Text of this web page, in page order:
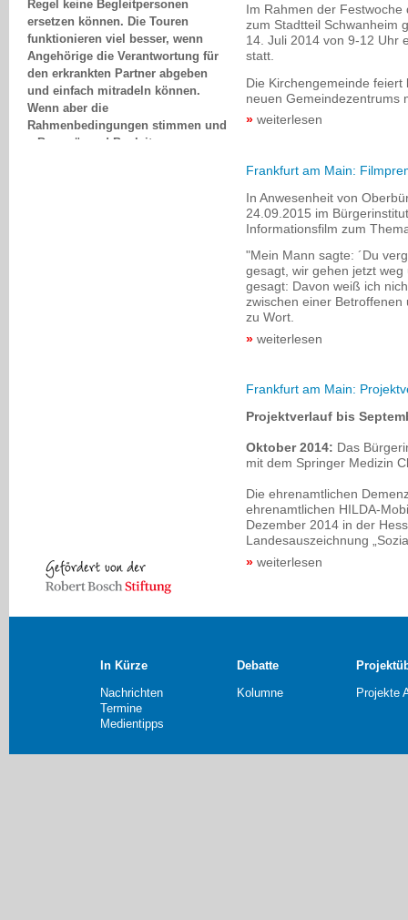
Im Rahmen der
zum Stadtteil Schwanheim
14. Juli 2014 von 9-12 Uhr
statt.
Die Kirchengemeinde
neuen Gemeindezentrums
weiterlesen
Frankfurt am Main:
In Anwesenheit von
24.09.2015 im
Informationsfilm zum
"Mein Mann sagte: ´Du
gesagt, wir gehen jetzt
gesagt: Davon weiß ich
zwischen einer
zu Wort.
weiterlesen
Frankfurt am Main:
Projektverlauf bis
Oktober 2014: Das
mit dem Springer Medizin
Die ehrenamtlichen
ehrenamtlichen HILDA-
Dezember 2014 in der
Landesauszeichnung
weiterlesen
ersetzen können. Die Touren
funktionieren viel besser, wenn
Angehörige die Verantwortung für
den erkrankten Partner abgeben
und einfach mitradeln können.
Wenn aber die
Rahmenbedingungen stimmen und
z.B. genügend Begleitpersonen
In Kürze
Nachrichten
Termine
Medientipps
Debatte
Kolumne
Projekte